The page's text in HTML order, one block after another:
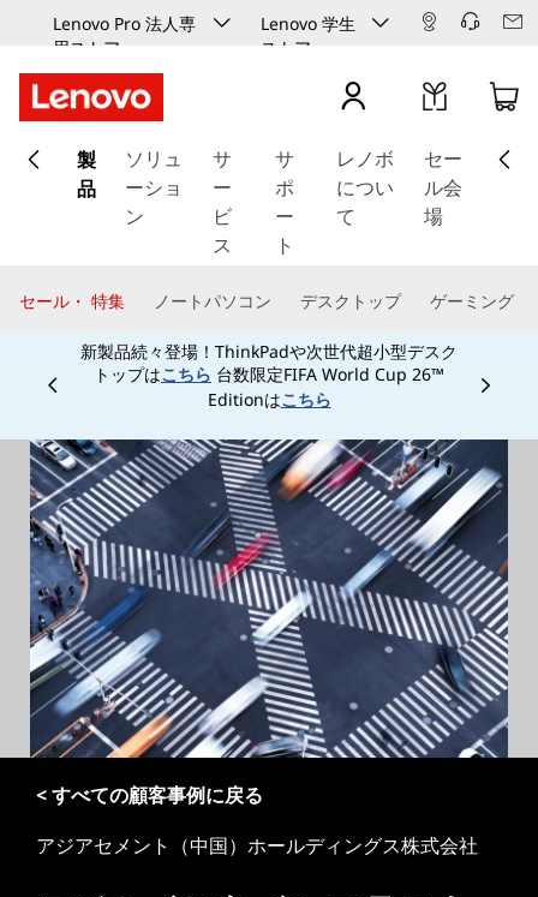
Lenovo Pro 法人専
用ストア
Lenovo 学生
ストア
イ
ン
ッ
プ
す
る
製
品
ソリュ
ーショ
ン
サ
ー
ビ
ス
サ
ポ
ー
ト
レノボ
につい
て
セー
ル会
場
セール・ 特集 ノートパソコン デスクトップ ゲーミング
新製品続々登場！ThinkPadや次世代超小型デスク
トップはこちら 台数限定FIFA World Cup 26™
Editionはこちら
Currently displaying item 3 of
< すべての顧客事例に戻る
アジアセメント（中国）ホールディングス株式会社